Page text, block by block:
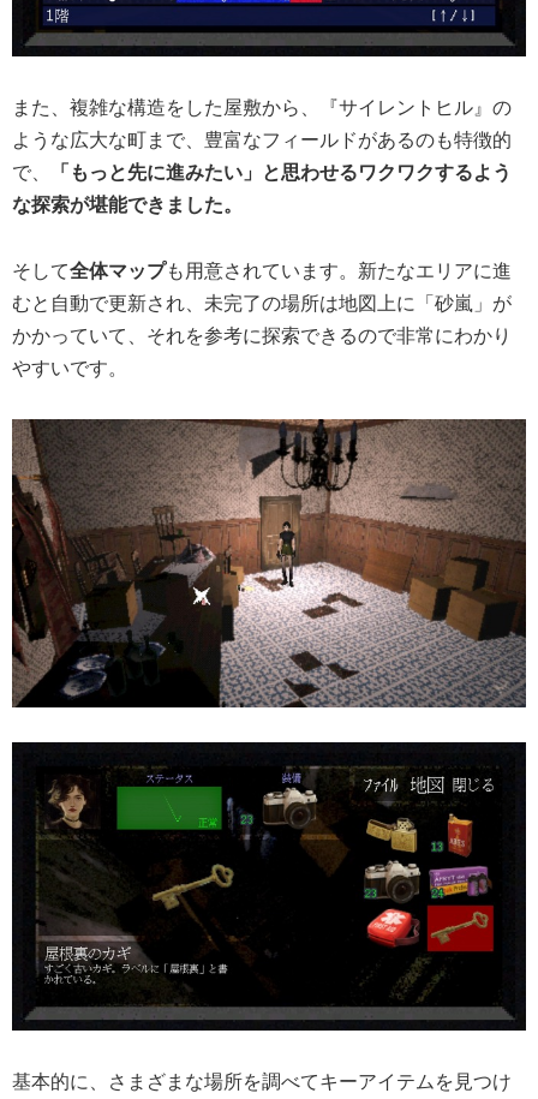
また、複雑な構造をした屋敷から、『サイレントヒル』の
ような広大な町まで、豊富なフィールドがあるのも特徴的
で、
「もっと先に進みたい」と思わせるワクワクするよう
な探索が堪能できました。
そして全体マップも用意されています。新たなエリアに進
むと自動で更新され、未完了の場所は地図上に「砂嵐」が
かかっていて、それを参考に探索できるので非常にわかり
やすいです。
基本的に、さまざまな場所を調べてキーアイテムを見つけ